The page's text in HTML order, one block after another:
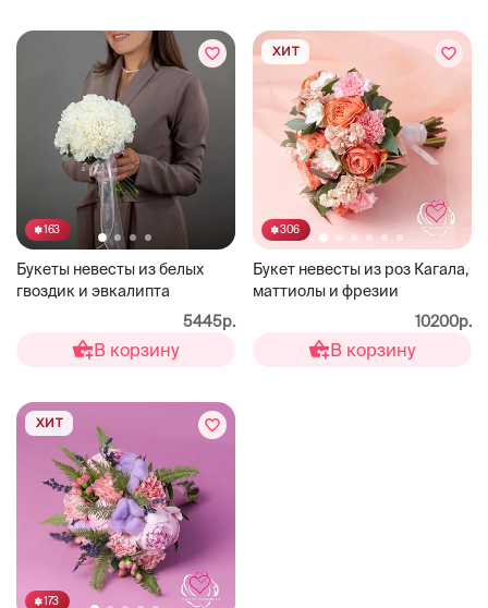
163
Букеты невесты из белых
гвоздик и эвкалипта
5445р.
В корзину
306
Букет невесты из роз Кагала,
маттиолы и фрезии
ХИТ
10200р.
В корзину
173
ХИТ